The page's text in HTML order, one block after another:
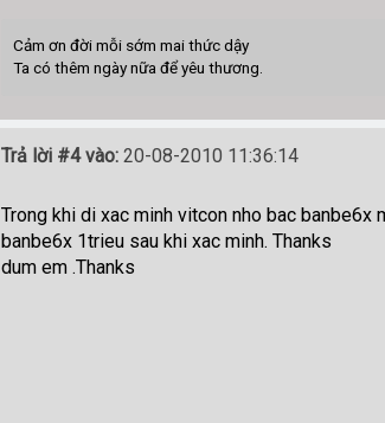
Cảm ơn đời mỗi sớm mai thức dậy
Ta có thêm ngày nữa để yêu thương.
Trả lời #4 vào:20-08-2010 11:36:14
Trong khi di xac minh vitcon nho bac
banbe6x 1trieu sau khi xac
dum em .Thanks